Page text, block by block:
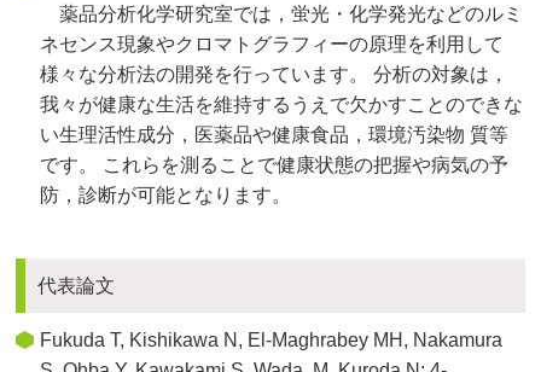
薬品分析化学研究室では，蛍光・化学発光などのルミ
ネセンス現象やクロマトグラフィーの原理を利用して
様々な分析法の開発を行っています。 分析の対象は，
我々が健康な生活を維持するうえで欠かすことのできな
い生理活性成分，医薬品や健康食品，環境汚染物 質等
です。 これらを測ることで健康状態の把握や病気の予
防，診断が可能となります。
代表論文
Fukuda T, Kishikawa N, El-Maghrabey MH, Nakamura